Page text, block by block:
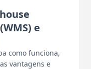
e
como funciona,
vantagens e